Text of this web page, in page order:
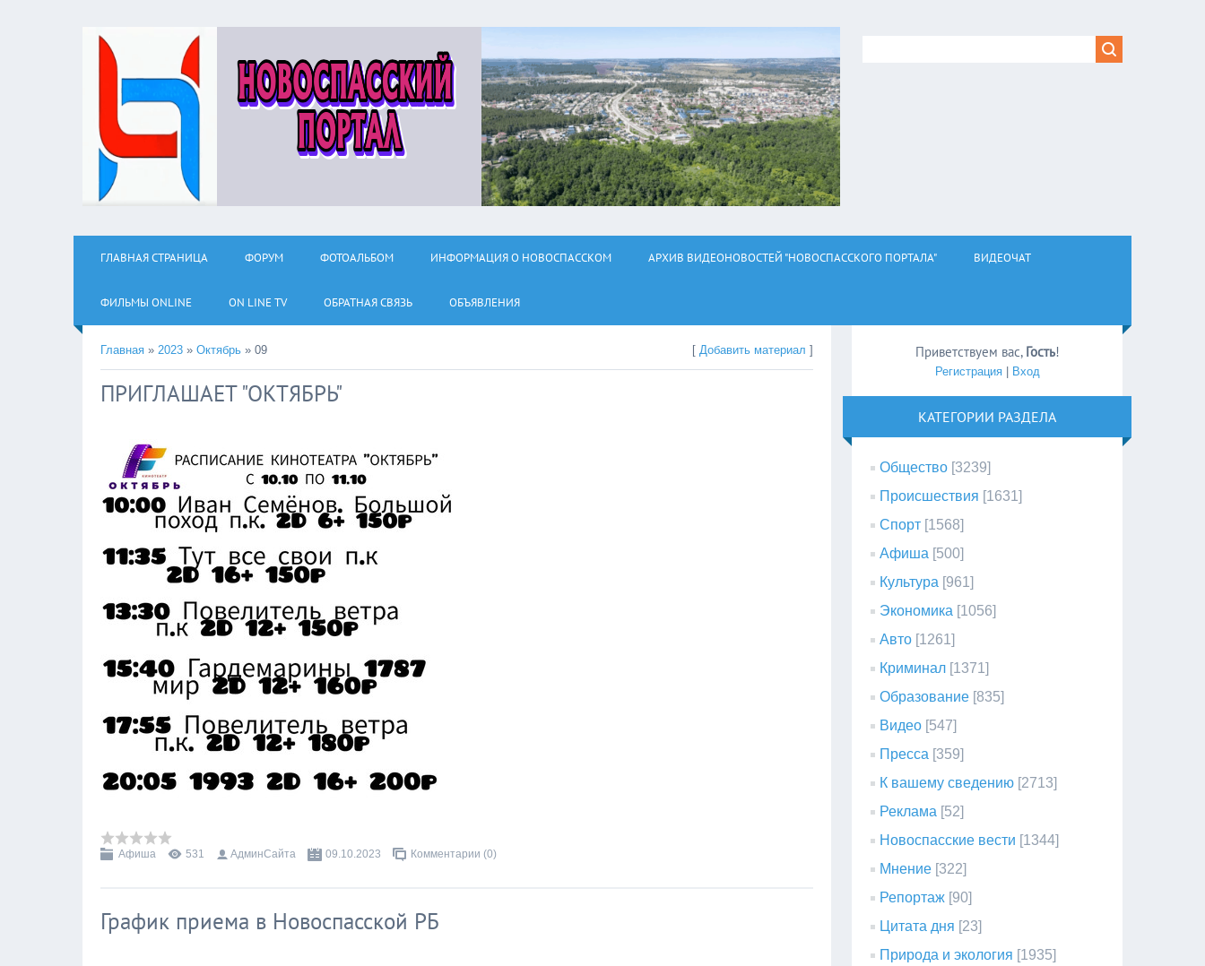
ГЛАВНАЯ СТРАНИЦА ФОРУМ ФОТОАЛЬБОМ ИНФОРМАЦИЯ О НОВОСПАССКОМ АРХИВ ВИДЕОНОВОСТЕЙ "НОВОСПАССКОГО ПОРТАЛА" ВИДЕОЧАТ
ФИЛЬМЫ ОNLINE ON LINE TV ОБРАТНАЯ СВЯЗЬ ОБЪЯВЛЕНИЯ
Главная » 2023 » Октябрь » 09 [Добавить материал ]
ПРИГЛАШАЕТ "ОКТЯБРЬ"
Афиша 531 АдминСайта 09.10.2023 Комментарии (0)
График приема в Новоспасской РБ
Приветствуем вас, Гость!
Регистрация| Вход
КАТЕГОРИИ РАЗДЕЛА
Общество [3239]
Происшествия [1631]
Спорт [1568]
Афиша [500]
Культура [961]
Экономика [1056]
Авто [1261]
Криминал [1371]
Образование [835]
Видео [547]
Пресса [359]
К вашему сведению [2713]
Реклама [52]
Новоспасские вести [1344]
Мнение [322]
Репортаж [90]
Цитата дня [23]
Природа и экология [1935]